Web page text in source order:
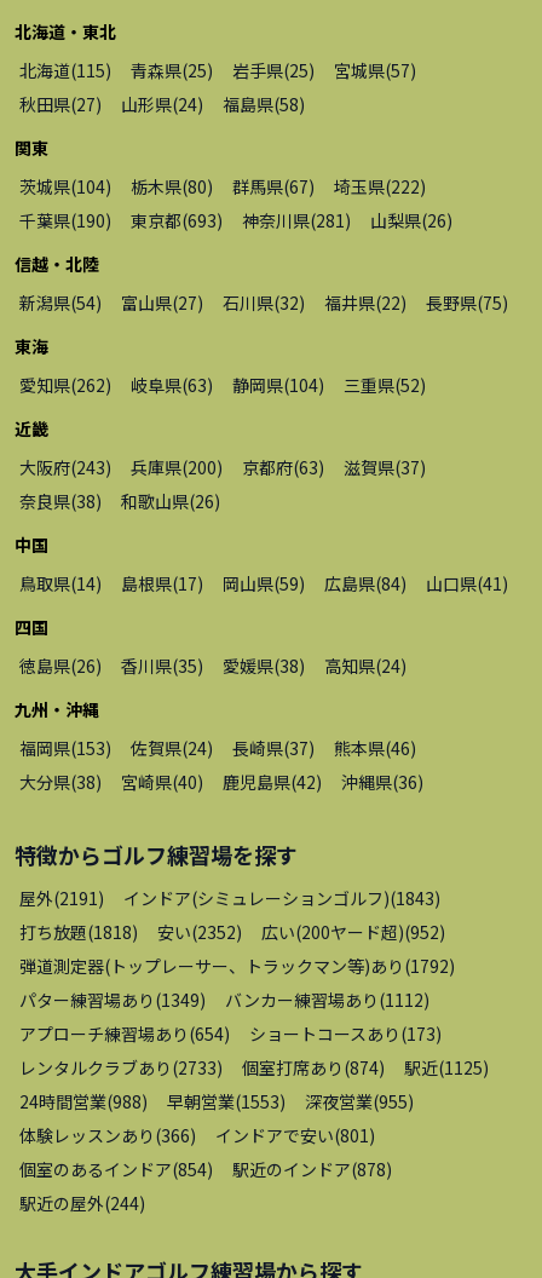
北海道・東北
北海道(115) 青森県(25) 岩手県(25) 宮城県(57)
秋田県(27) 山形県(24) 福島県(58)
関東
茨城県(104) 栃木県(80) 群馬県(67) 埼玉県(222)
千葉県(190) 東京都(693) 神奈川県(281 ) 山梨県(26)
信越・北陸
新潟県(54) 富山県(27) 石川県(32) 福井県(22) 長野県(75)
東海
愛知県(262) 岐阜県(63) 静岡県(104) 三重県(52)
近畿
大阪府(243) 兵庫県(200) 京都府(63) 滋賀県(37)
奈良県(38) 和歌山県(26)
中国
鳥取県(14) 島根県(17) 岡山県(59) 広島県(84) 山口県(41 )
四国
徳島県(26) 香川県(35) 愛媛県(38) 高知県(24)
九州・沖縄
福岡県(153) 佐賀県(24) 長崎県(37) 熊本県(46)
大分県(38) 宮崎県(40) 鹿児島県(42) 沖縄県(36)
特徴からゴルフ練習場を探す
屋外(2191 ) インドア(シミュレーションゴルフ)(1843)
打ち放題(1818) 安い(2352) 広い(200ヤード超)(952)
弾道測定器(トップレーサー、トラックマン等)あり (1792)
パター練習場あり (1349) バンカー練習場あり (1112)
アプローチ練習場あり (654) ショートコースあり (173)
レンタルクラブあり (2733) 個室打席あり (874) 駅近(1125)
24時間営業(988) 早朝営業(1553) 深夜営業(955)
体験レッスンあり (366) インドアで安い(801 )
個室のあるインドア(854) 駅近のインドア(878)
駅近の屋外(244)
大手インドアゴルフ練習場から探す